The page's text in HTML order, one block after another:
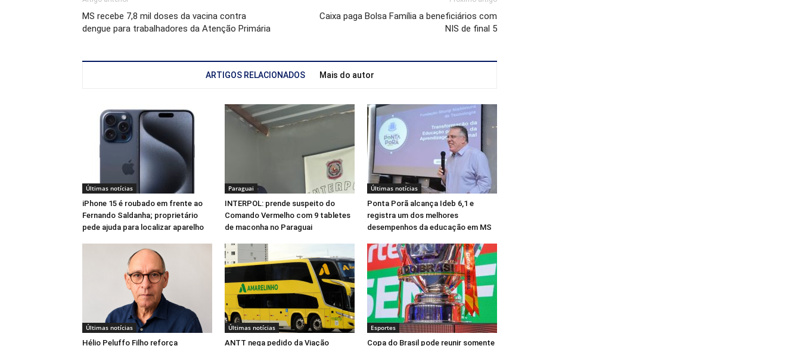
MS recebe 7,8 mil doses da vacina contra
dengue para trabalhadores da Atenção Primária
Caixa paga Bolsa Família a beneficiários com
NIS de final 5
ARTIGOS RELACIONADOS Mais do autor
Últimas notícias
iPhone 15 é roubado em frente ao
Fernando Saldanha; proprietário
pede ajuda para localizar aparelho
Paraguai
INTERPOL: prende suspeito do
Comando Vermelho com 9 tabletes
de maconha no Paraguai
Últimas notícias
Ponta Porã alcança Ideb 6,1 e
registra um dos melhores
desempenhos da educação em MS
Últimas notícias
Hélio Peluffo Filho reforça
Últimas notícias
ANTT nega pedido da Viação
Esportes
Copa do Brasil pode reunir somente